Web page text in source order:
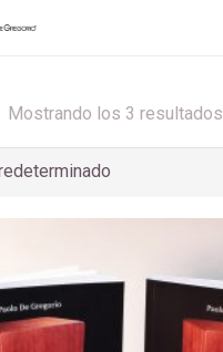
Mostrando los 3 resultados